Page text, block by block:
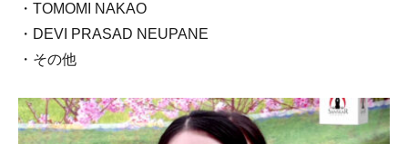
・TOMOMI NAKAO
・DEVI PRASAD NEUPANE
・その他